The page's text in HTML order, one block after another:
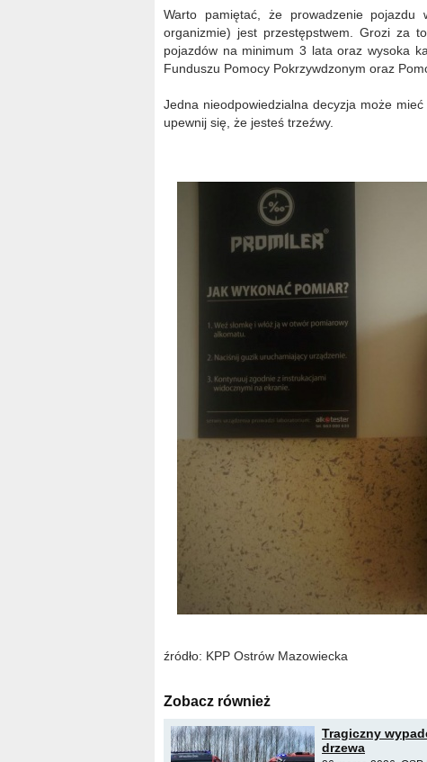
Warto pamiętać, że prowadzenie
organizmie) jest przestępstwem. Grozi za
pojazdów na minimum 3 lata oraz wysoka
Funduszu Pomocy Pokrzywdzonym oraz
Jedna nieodpowiedzialna decyzja może
upewnij się, że jesteś trzeźwy.
źródło: KPP Ostrów Mazowiecka
Zobacz również
Tragiczny
drzewa